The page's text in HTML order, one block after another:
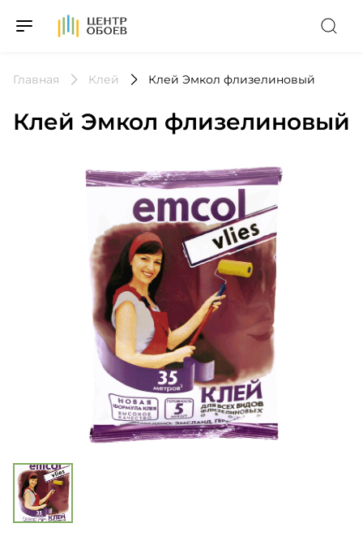
На Главную
Главная Клей Клей Эмкол флизелиновый
Клей Эмкол флизелиновый